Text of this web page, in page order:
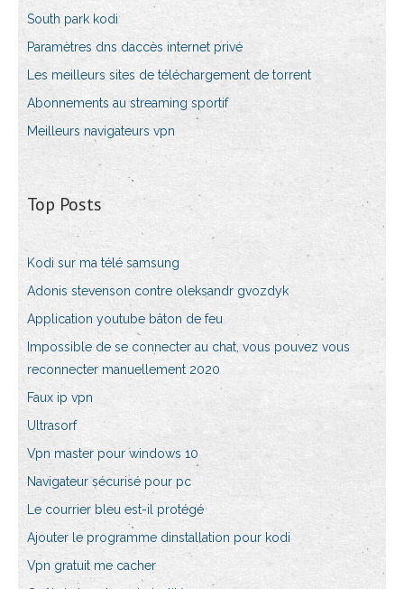
South park kodi
Paramètres dns daccès internet privé
Les meilleurs sites de téléchargement de torrent
Abonnements au streaming sportif
Meilleurs navigateurs vpn
Top Posts
Kodi sur ma télé samsung
Adonis stevenson contre oleksandr gvozdyk
Application youtube bâton de feu
Impossible de se connecter au chat, vous pouvez vous
reconnecter manuellement 2020
Faux ip vpn
Ultrasorf
Vpn master pour windows 10
Navigateur sécurisé pour pc
Le courrier bleu est-il protégé
Ajouter le programme dinstallation pour kodi
Vpn gratuit me cacher